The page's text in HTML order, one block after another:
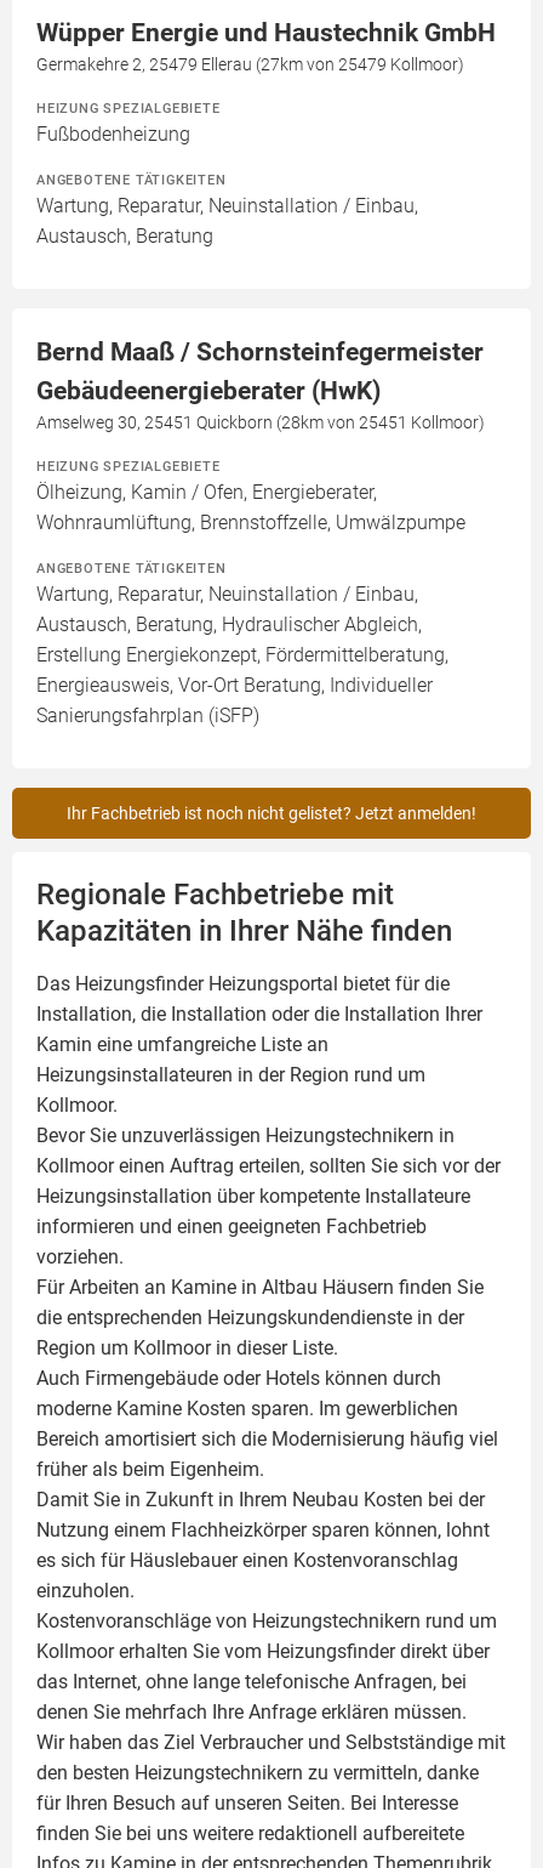
Wüpper Energie und Haustechnik GmbH
Germakehre 2, 25479 Ellerau (27km von 25479 Kollmoor)
HEIZUNG SPEZIALGEBIETE
Fußbodenheizung
ANGEBOTENE TÄTIGKEITEN
Wartung, Reparatur, Neuinstallation / Einbau,
Austausch, Beratung
Bernd Maaß / Schornsteinfegermeister
Gebäudeenergieberater (HwK)
Amselweg 30, 25451 Quickborn (28km von 25451 Kollmoor)
HEIZUNG SPEZIALGEBIETE
Ölheizung, Kamin / Ofen, Energieberater,
Wohnraumlüftung, Brennstoffzelle, Umwälzpumpe
ANGEBOTENE TÄTIGKEITEN
Wartung, Reparatur, Neuinstallation / Einbau,
Austausch, Beratung, Hydraulischer Abgleich,
Erstellung Energiekonzept, Fördermittelberatung,
Energieausweis, Vor-Ort Beratung, Individueller
Sanierungsfahrplan (iSFP)
Ihr Fachbetrieb ist noch nicht gelistet? Jetzt anmelden!
Regionale Fachbetriebe mit
Kapazitäten in Ihrer Nähe finden
Das Heizungsfinder Heizungsportal bietet für die
Installation, die Installation oder die Installation Ihrer
Kamin eine umfangreiche Liste an
Heizungsinstallateuren in der Region rund um
Kollmoor.
Bevor Sie unzuverlässigen Heizungstechnikern in
Kollmoor einen Auftrag erteilen, sollten Sie sich vor der
Heizungsinstallation über kompetente Installateure
informieren und einen geeigneten Fachbetrieb
vorziehen.
Für Arbeiten an Kamine in Altbau Häusern finden Sie
die entsprechenden Heizungskundendienste in der
Region um Kollmoor in dieser Liste.
Auch Firmengebäude oder Hotels können durch
moderne Kamine Kosten sparen. Im gewerblichen
Bereich amortisiert sich die Modernisierung häufig viel
früher als beim Eigenheim.
Damit Sie in Zukunft in Ihrem Neubau Kosten bei der
Nutzung einem Flachheizkörpersparen können, lohnt
es sich für Häuslebauer einen Kostenvoranschlag
einzuholen.
Kostenvoranschläge von Heizungstechnikern rund um
Kollmoor erhalten Sie vom Heizungsfinder direkt über
das Internet, ohne lange telefonische Anfragen, bei
denen Sie mehrfach Ihre Anfrage erklären müssen.
Wir haben das Ziel Verbraucher und Selbstständige mit
den besten Heizungstechnikern zu vermitteln, danke
für Ihren Besuch auf unseren Seiten. Bei Interesse
finden Sie bei uns weitere redaktionell aufbereitete